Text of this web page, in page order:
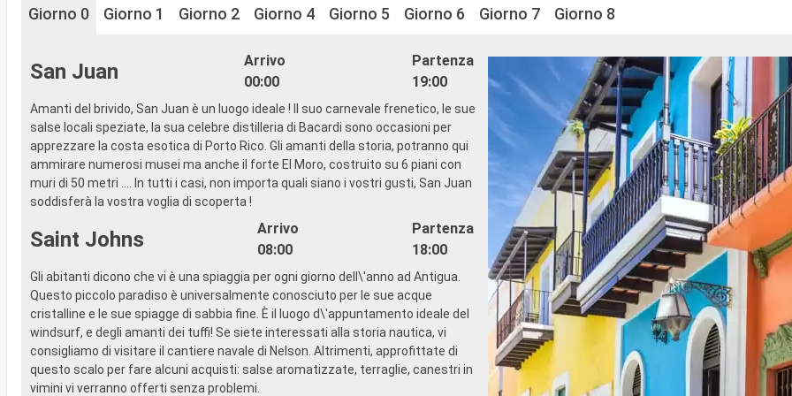
Giorno 0 Giorno 1 Giorno 2 Giorno 4 Giorno 5 Giorno 6 Giorno 7 Giorno 8
San Juan
Arrivo
00:00
Partenza
19:00
Amanti del brivido, San Juan è un luogo ideale ! Il suo carnevale frenetico, le sue
salse locali speziate, la sua celebre distilleria di Bacardi sono occasioni per
apprezzare la costa esotica di Porto Rico. Gli amanti della storia, potranno qui
ammirare numerosi musei ma anche il forte El Moro, costruito su 6 piani con
muri di 50 metri …. In tutti i casi, non importa quali siano i vostri gusti, San Juan
soddisferà la vostra voglia di scoperta !
Saint Johns
Arrivo
08:00
Partenza
18:00
Gli abitanti dicono che vi è una spiaggia per ogni giorno dell\'anno ad Antigua.
Questo piccolo paradiso è universalmente conosciuto per le sue acque
cristalline e le sue spiagge di sabbia fine. È il luogo d\'appuntamento ideale del
windsurf, e degli amanti dei tuffi! Se siete interessati alla storia nautica, vi
consigliamo di visitare il cantiere navale di Nelson. Altrimenti, approfittate di
questo scalo per fare alcuni acquisti: salse aromatizzate, terraglie, canestri in
vimini vi verranno offerti senza problemi.